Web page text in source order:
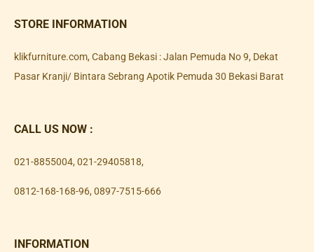
STORE INFORMATION
klikfurniture.com, Cabang Bekasi : Jalan Pemuda No 9, Dekat
Pasar Kranji/ Bintara Sebrang Apotik Pemuda 30 Bekasi Barat
CALL US NOW :
021-8855004, 021-29405818,
0812-168-168-96, 0897-7515-666
INFORMATION